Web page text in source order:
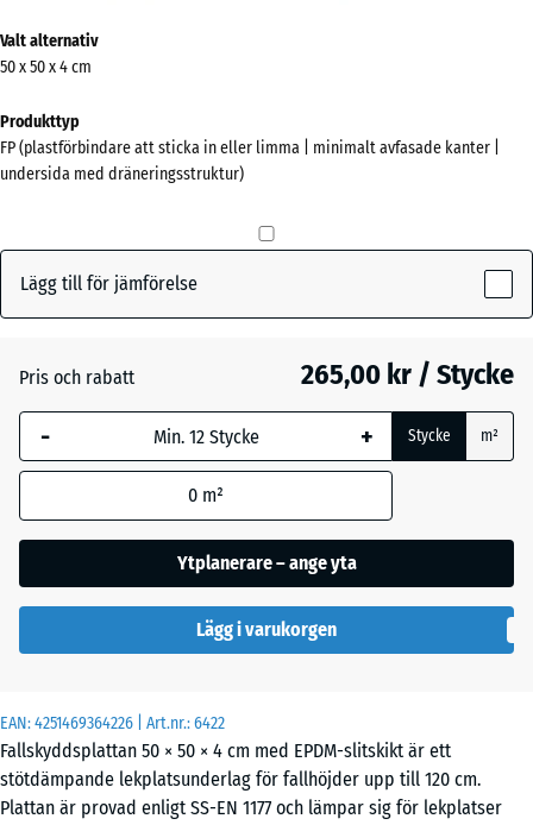
EAN:4251469364226 | Art.nr.:6422
Fallskyddsplattan 50 × 50 × 4 cm med EPDM-slitskikt är ett
stötdämpande lekplatsunderlag för fallhöjder upp till 120 cm.
Plattan är provad enligt SS-EN 1177 och lämpar sig för lekplatser
information
om
färgerna?
Visa
färgpalett
(active)
Engelskt
gräs
Lavendel
Valt alternativ
50 x 50 x 4 cm
Produkttyp
FP (plastförbindare att sticka in eller limma | minimalt avfasade kanter |
undersida med dräneringsstruktur)
Lägg till för jämförelse
Pris och rabatt 265,00 kr / Stycke
- + Stycke m²
0 m²
Ytplanerare – ange yta
Lägg i varukorgen